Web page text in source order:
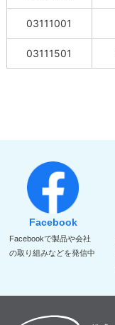
03111001
03111501
Facebook
Facebookで製品や会社
の取り組みなどを発信中